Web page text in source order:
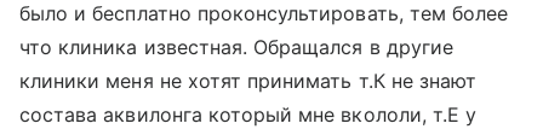
было и бесплатно проконсультировать, тем более
что клиника известная. Обращался в другие
клиники меня не хотят принимать т.К не знают
состава аквилонга который мне вкололи, т.Е у